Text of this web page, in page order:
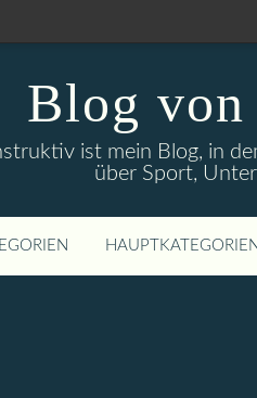
Blog
ist mein Blog, in
über Sport,
HAUPTKATEGORIEN